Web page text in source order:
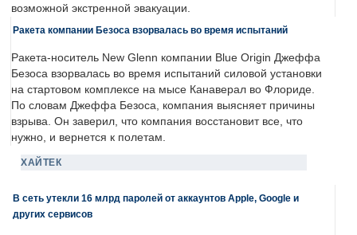
возможной экстренной эвакуации.
Ракета компании Безоса взорвалась во время испытаний
Ракета-носитель New Glenn компании Blue Origin Джеффа
Безоса взорвалась во время испытаний силовой установки
на стартовом комплексе на мысе Канаверал во Флориде.
По словам Джеффа Безоса, компания выясняет причины
взрыва. Он заверил, что компания восстановит все, что
нужно, и вернется к полетам.
ХАЙТЕК
В сеть утекли 16 млрд паролей от аккаунтов Apple, Google и
других сервисов